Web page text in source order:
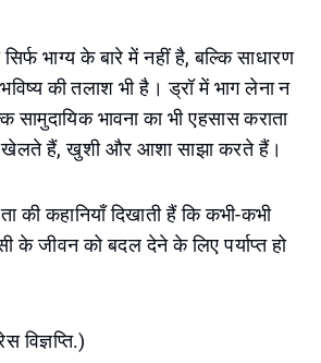
भाग्य के बारे में नहीं है, बल्कि साधारण
भविष्य की तलाश भी है। ड्रॉ में भाग लेना न
सामुदायिक भावना का भी एहसास कराता
खेलते हैं, खुशी और आशा साझा करते हैं।
की कहानियाँ दिखाती हैं कि कभी-कभी
के जीवन को बदल देने के लिए पर्याप्त हो
विज्ञप्ति.)